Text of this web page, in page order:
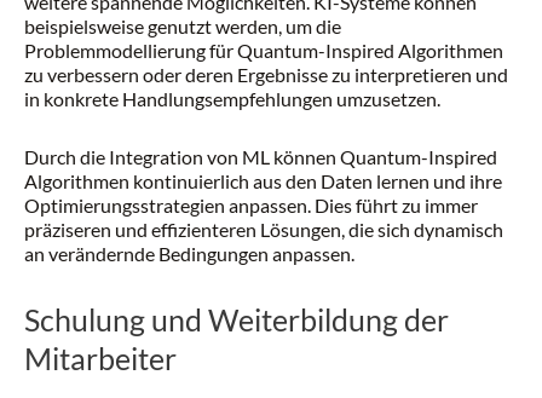
beispielsweise genutzt werden, um die
Problemmodellierung für Quantum-Inspired Algorithmen
zu verbessern oder deren Ergebnisse zu interpretieren und
in konkrete Handlungsempfehlungen umzusetzen.
Durch die Integration von ML können Quantum-Inspired
Algorithmen kontinuierlich aus den Daten lernen und ihre
Optimierungsstrategien anpassen. Dies führt zu immer
präziseren und effizienteren Lösungen, die sich dynamisch
an verändernde Bedingungen anpassen.
Schulung und Weiterbildung der
Mitarbeiter